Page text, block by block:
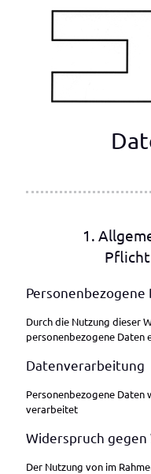
1.
Personenbezogene
Durch die Nutzung dieser
personenbezogene Daten
Datenverarbeitung
Personenbezogene Daten
verarbeitet
Widerspruch gegen
Der Nutzung von im